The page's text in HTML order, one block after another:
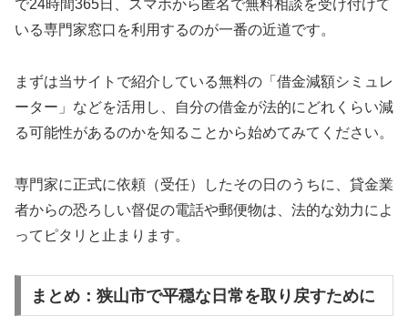
で24時間365日、スマホから匿名で無料相談を受け付けて
いる専門家窓口を利用するのが一番の近道です。
まずは当サイトで紹介している無料の「借金減額シミュレ
ーター」などを活用し、自分の借金が法的にどれくらい減
る可能性があるのかを知ることから始めてみてください。
専門家に正式に依頼（受任）したその日のうちに、貸金業
者からの恐ろしい督促の電話や郵便物は、法的な効力によ
ってピタリと止まります。
まとめ：狭山市で平穏な日常を取り戻すために